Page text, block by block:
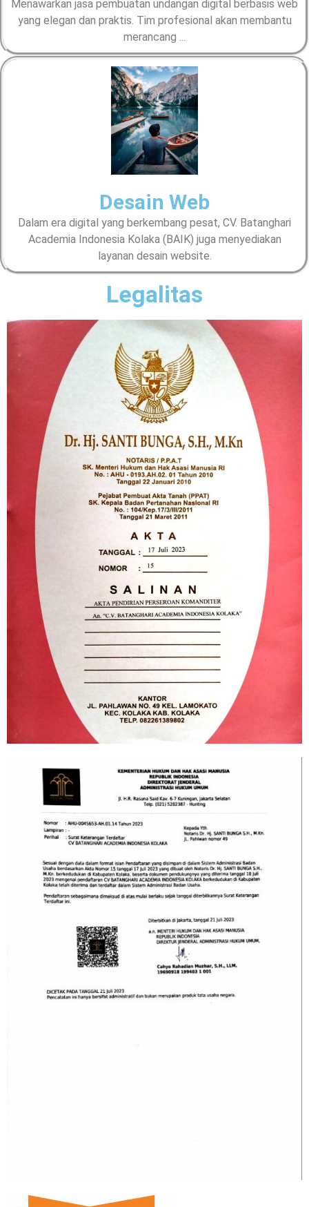
Menawarkan jasa pembuatan undangan digital berbasis web
yang elegan dan praktis. Tim profesional akan membantu
merancang ...
Desain Web
Dalam era digital yang berkembang pesat, CV. Batanghari
Academia Indonesia Kolaka (BAIK) juga menyediakan
layanan desain website.
Legalitas